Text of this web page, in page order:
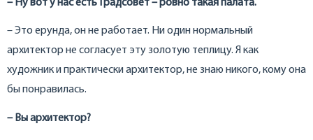
– Ну вот у нас есть Градсовет – ровно такая палата.
– Это ерунда, он не работает. Ни один нормальный
архитектор не согласует эту золотую теплицу. Я как
художник и практически архитектор, не знаю никого, кому она
бы понравилась.
– Вы архитектор?